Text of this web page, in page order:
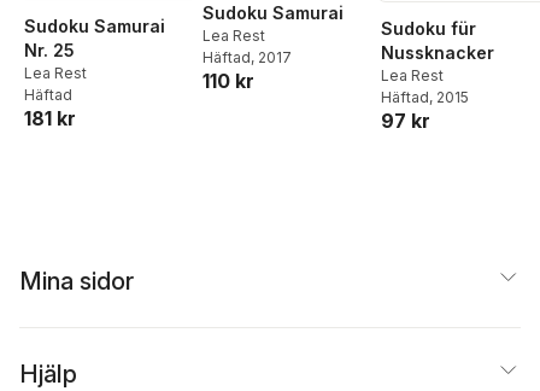
Sudoku Samurai
Nr. 25
Lea Rest
Häftad
181 kr
Sudoku Samurai
Lea Rest
Häftad, 2017
110 kr
Sudoku für
Nussknacker
Lea Rest
Häftad, 2015
97 kr
Mina sidor
Hjälp